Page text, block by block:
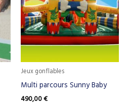
Jeux gonflables
Multi parcours Sunny Baby
490,00€